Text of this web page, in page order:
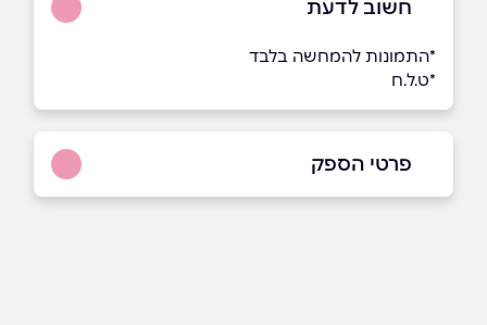
חשוב לדעת
*התמונות להמחשה בלבד
*ט.ל.ח
פרטי הספק